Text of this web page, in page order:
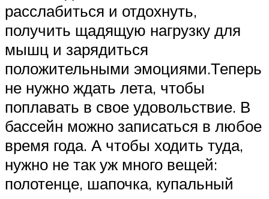
расслабиться и отдохнуть,
получить щадящую нагрузку для
мышц и зарядиться
положительными эмоциями.Теперь
не нужно ждать лета, чтобы
поплавать в свое удовольствие. В
бассейн можно записаться в любое
время года. А чтобы ходить туда,
нужно не так уж много вещей:
полотенце, шапочка, купальный